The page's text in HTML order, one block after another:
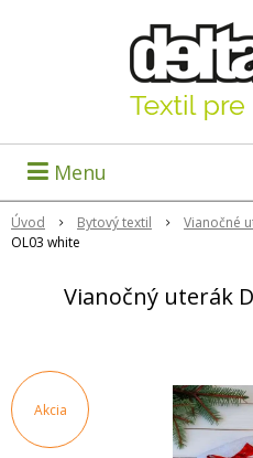
Menu
Úvod Bytový textil Vianočné
OL03 white
Vianočný uterák
Akcia